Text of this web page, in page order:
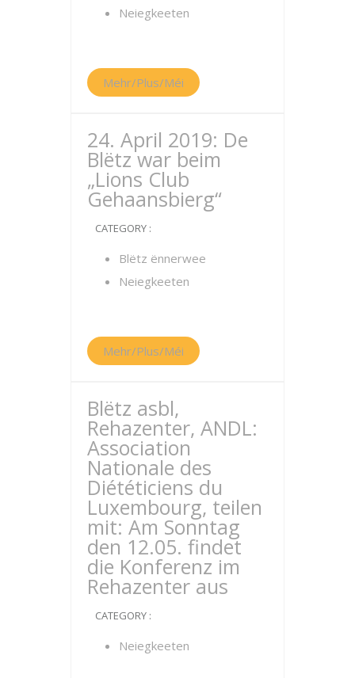
Neiegkeeten
Mehr/Plus/Méi
24. April 2019: De
Blëtz war beim
„Lions Club
Gehaansbierg“
CATEGORY :
Blëtz ënnerwee
Neiegkeeten
Mehr/Plus/Méi
Blëtz asbl,
Rehazenter, ANDL:
Association
Nationale des
Diététiciens du
Luxembourg, teilen
mit: Am Sonntag
den 12.05. findet
die Konferenz im
Rehazenter aus
CATEGORY :
Neiegkeeten